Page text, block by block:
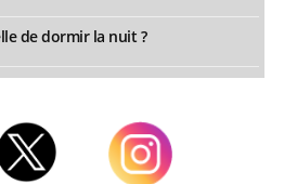
de dormir la nuit ?